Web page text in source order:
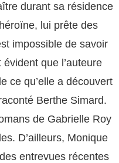
durant sa résidence
lui prête des
impossible de savoir
évident que l’auteure
ce qu’elle a découvert
Berthe Simard.
de Gabrielle Roy
D’ailleurs, Monique
entrevues récentes